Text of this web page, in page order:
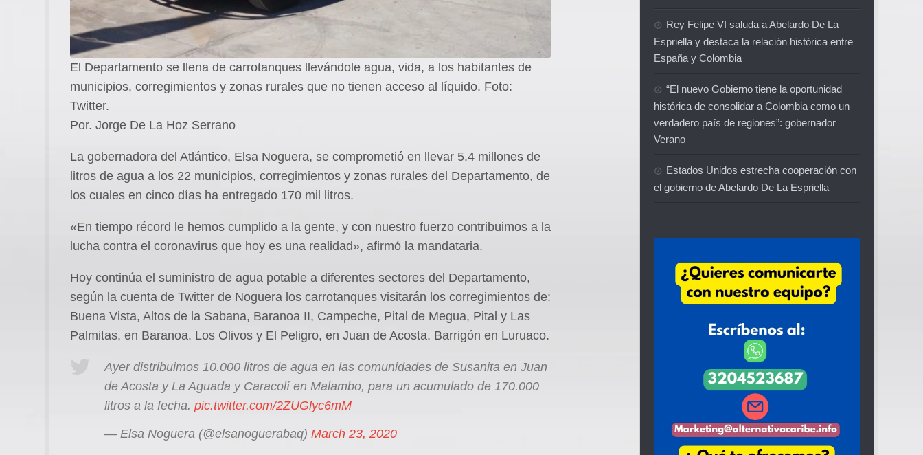
El Departamento se llena de carrotanques llevándole agua, vida, a los habitantes de
municipios, corregimientos y zonas rurales que no tienen acceso al líquido. Foto:
Twitter.
Por. Jorge De La Hoz Serrano
La gobernadora del Atlántico, Elsa Noguera, se comprometió en llevar 5.4 millones de
litros de agua a los 22 municipios, corregimientos y zonas rurales del Departamento, de
los cuales en cinco días ha entregado 170 mil litros.
«En tiempo récord le hemos cumplido a la gente, y con nuestro fuerzo contribuimos a la
lucha contra el coronavirus que hoy es una realidad», afirmó la mandataria.
Hoy continúa el suministro de agua potable a diferentes sectores del Departamento,
según la cuenta de Twitter de Noguera los carrotanques visitarán los corregimientos de:
Buena Vista, Altos de la Sabana, Baranoa II, Campeche, Pital de Megua, Pital y Las
Palmitas, en Baranoa. Los Olivos y El Peligro, en Juan de Acosta. Barrigón en Luruaco.
Ayer distribuimos 10.000 litros de agua en las comunidades de Susanita en Juan
de Acosta y La Aguada y Caracolí en Malambo, para un acumulado de 170.000
litros a la fecha. pic.twitter.com/2ZUGlyc6mM
— Elsa Noguera (@elsanoguerabaq) March 23, 2020
Rey Felipe VI saluda a Abelardo De La
Espriella y destaca la relación histórica entre
España y Colombia
“El nuevo Gobierno tiene la oportunidad
histórica de consolidar a Colombia como un
verdadero país de regiones”: gobernador
Verano
Estados Unidos estrecha cooperación con
el gobierno de Abelardo De La Espriella